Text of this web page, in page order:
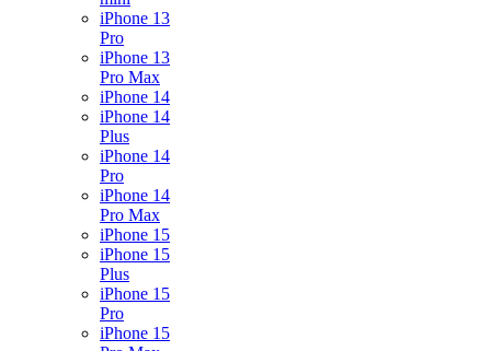
iPhone 13
Pro
iPhone 13
Pro Max
iPhone 14
iPhone 14
Plus
iPhone 14
Pro
iPhone 14
Pro Max
iPhone 15
iPhone 15
Plus
iPhone 15
Pro
iPhone 15